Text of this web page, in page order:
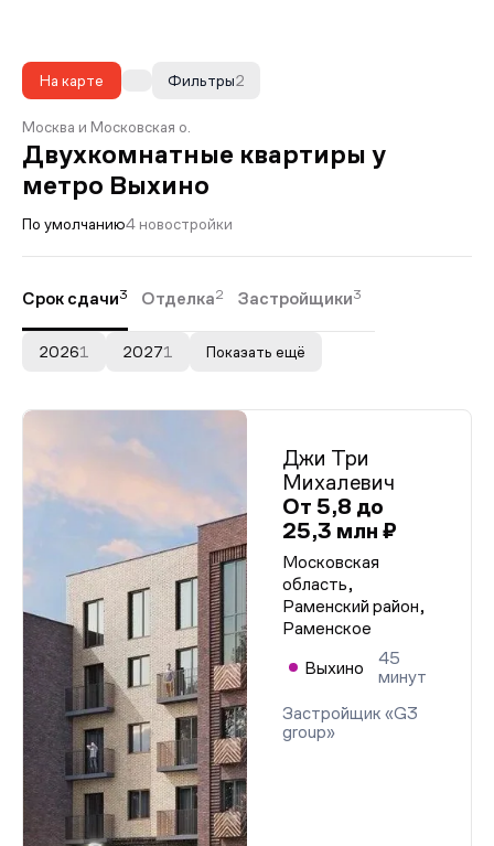
На карте 2
Фильтры
Москва и Московская о.
Двухкомнатные квартиры у
метро Выхино
По умолчанию4 новостройки
Срок сдачи3 Отделка2 Застройщики3
20261 20271 Показать ещё
Джи Три
Михалевич
От 5,8 до
25,3 млн ₽
Московская
область,
Раменский район,
Раменское
Выхино
45
минут
Застройщик «G3
group»